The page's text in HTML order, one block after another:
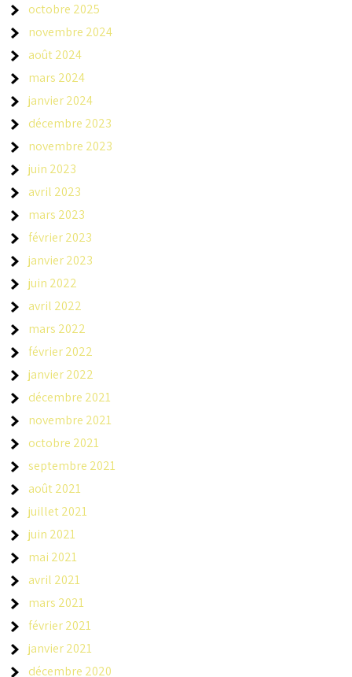
octobre 2025
novembre 2024
août 2024
mars 2024
janvier 2024
décembre 2023
novembre 2023
juin 2023
avril 2023
mars 2023
février 2023
janvier 2023
juin 2022
avril 2022
mars 2022
février 2022
janvier 2022
décembre 2021
novembre 2021
octobre 2021
septembre 2021
août 2021
juillet 2021
juin 2021
mai 2021
avril 2021
mars 2021
février 2021
janvier 2021
décembre 2020